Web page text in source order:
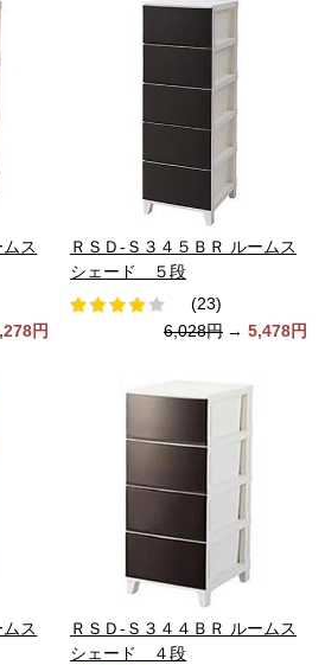
ス
円
ＲＳＤ-Ｓ３４５ＢＲ ルームス
シェード ５段
(23)
6,028円 → 5,478円
ス
ＲＳＤ-Ｓ３４４ＢＲ ルームス
シェード ４段